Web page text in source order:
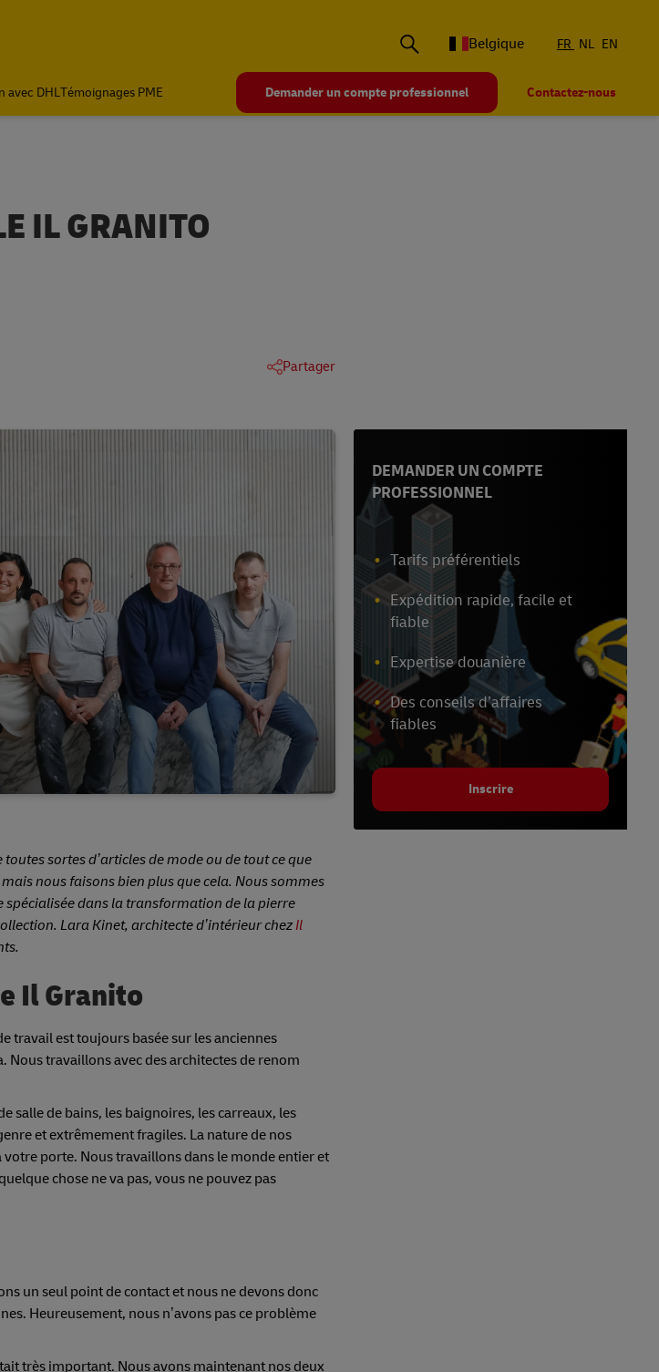
Belgique
FR NL EN
avec DHLTémoignages PME Demander un compte professionnel Contactez-nous
IL GRANITO
Partager
sortes d’articles de mode ou de tout ce que
nous faisons bien plus que cela. Nous sommes
spécialisée dans la transformation de la pierre
Lara Kinet, architecte d’intérieur chezIl
Il Granito
travail est toujours basée sur les anciennes
travaillons avec des architectes de renom
salle de bains, les baignoires, les carreaux, les
et extrêmement fragiles. La nature de nos
porte. Nous travaillons dans le monde entier et
chose ne va pas, vous ne pouvez pas
un seul point de contact et nous ne devons donc
Heureusement, nous n’avons pas ce problème
très important. Nous avons maintenant nos deux
DEMANDER UN COMPTE
PROFESSIONNEL
Tarifs préférentiels
Expédition rapide, facile et
fiable
Expertise douanière
Des conseils d’affaires
fiables
Inscrire